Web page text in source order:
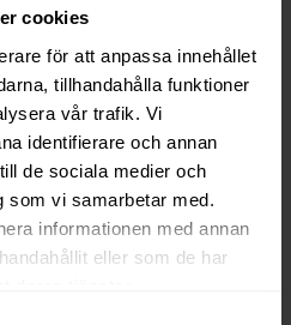
cookies
för att anpassa innehållet
tillhandahålla funktioner
vår trafik. Vi
identifierare och annan
de sociala medier och
som vi samarbetar med.
informationen med annan
eller som de har
KÖP